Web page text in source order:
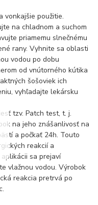
vonkajšie použitie.
na chladnom a suchom
priamemu slnečnému
rany. Vyhnite sa oblasti
vodou po dobu
od vnútorného kútika
šošoviek ich
vyhľadajte lekársku
tzv. Patch test, t. j.
na jeho znášanlivosť na
a počkať 24h. Touto
reakcií a
sa prejaví
vlažnou vodou. Výrobok
reakcia pretrvá po